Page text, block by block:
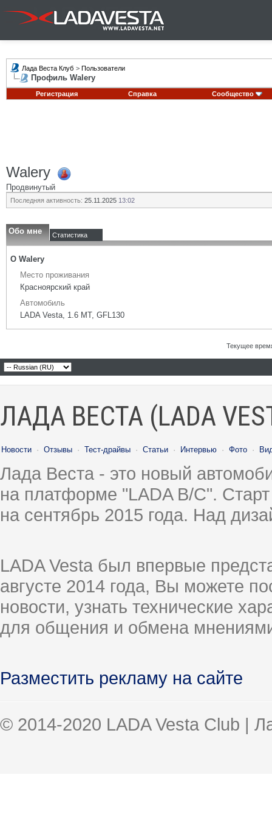
Лада Веста Клуб > Пользователи
Профиль Walery
Регистрация Справка Сообщество
Walery
Продвинутый
Последняя активность: 25.11.2025 13:02
Обо мне Статистика
О Walery
Место проживания
Красноярский край
Автомобиль
LADA Vesta, 1.6 МТ, GFL130
Текущее
ЛАДА ВЕСТА (LADA
Новости · Отзывы · Тест-драйвы · Статьи · Интервью · Фото ·
Лада Веста - это новый
на платформе "LADA B/C".
на сентябрь 2015 года. Над
LADA Vesta был впервые
августе 2014 года, Вы можете
новости, узнать технические
для общения и обмена
Разместить рекламу на сайте
© 2014-2020 LADA Vesta Club |